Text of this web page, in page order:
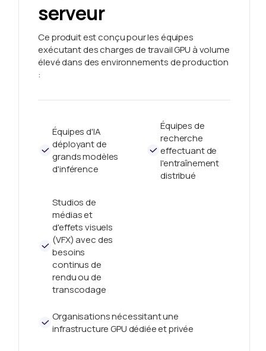
serveur
Ce produit est conçu pour les équipes
exécutant des charges de travail GPU à volume
élevé dans des environnements de production
:
Équipes d'IA
déployant de
grands modèles
d'inférence
Équipes de
recherche
effectuant de
l'entraînement
distribué
Studios de
médias et
d'effets visuels
(VFX) avec des
besoins
continus de
rendu ou de
transcodage
Organisations nécessitant une
infrastructure GPU dédiée et privée